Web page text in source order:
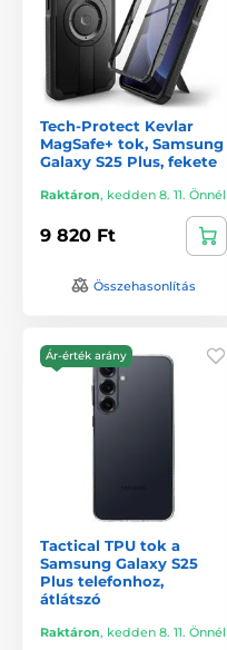
Tech-Protect Kevlar
MagSafe+ tok, Samsung
Galaxy S25 Plus, fekete
Raktáron, kedden 8. 11. Önnél
9 820 Ft
Összehasonlítás
Ár-érték arány
Tactical TPU tok a
Samsung Galaxy S25
Plus telefonhoz,
átlátszó
Raktáron, kedden 8. 11. Önnél